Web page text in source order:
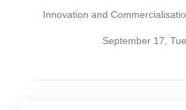
Innovation and
September 17,